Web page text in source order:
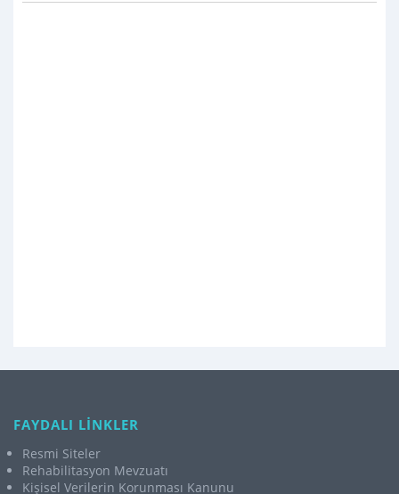
FAYDALI LİNKLER
Resmi Siteler
Rehabilitasyon Mevzuatı
Kişisel Verilerin Korunması Kanunu